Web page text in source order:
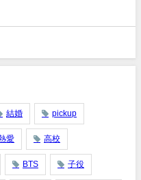
結婚 pickup
愛 高校
BTS 子役